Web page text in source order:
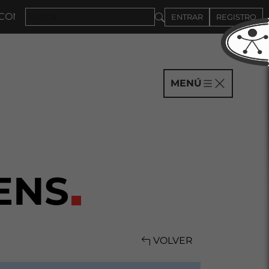
HASTA EL 4DE SEPTIEMBREENTRAR REGISTRO
MENÚ
VOLVER